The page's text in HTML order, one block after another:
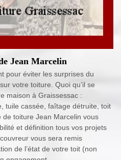
Jean Marcelin
pour éviter les surprises du
votre toiture. Quoi qu’il se
maison à Graissessac :
tuile cassée, faîtage détruite, toit
de toiture Jean Marcelin vous
et définition tous vos projets
vous sera remis
de l’état de votre toit (non